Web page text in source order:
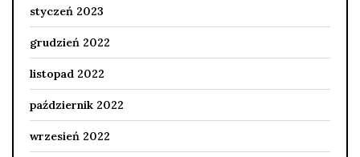
styczeń 2023
grudzień 2022
listopad 2022
październik 2022
wrzesień 2022